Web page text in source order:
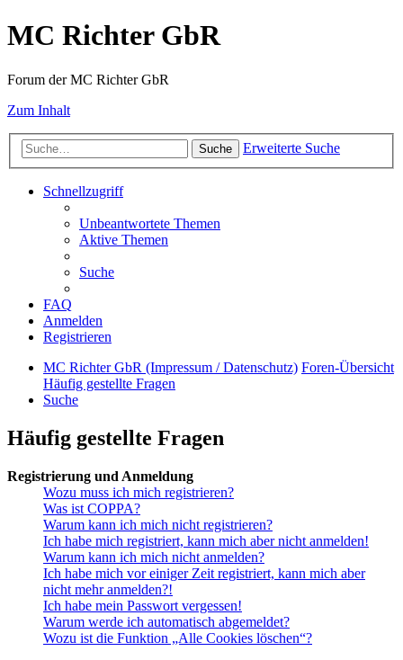
MC Richter GbR
Forum der MC Richter GbR
Zum Inhalt
Suche Erweiterte Suche
Schnellzugriff
Unbeantwortete Themen
Aktive Themen
Suche
FAQ
Anmelden
Registrieren
MC Richter GbR (Impressum / Datenschutz) Foren-Übersicht
Häufig gestellte Fragen
Suche
Häufig gestellte Fragen
Registrierung und Anmeldung
Wozu muss ich mich registrieren?
Was ist COPPA?
Warum kann ich mich nicht registrieren?
Ich habe mich registriert, kann mich aber nicht anmelden!
Warum kann ich mich nicht anmelden?
Ich habe mich vor einiger Zeit registriert, kann mich aber
nicht mehr anmelden?!
Ich habe mein Passwort vergessen!
Warum werde ich automatisch abgemeldet?
Wozu ist die Funktion „Alle Cookies löschen“?